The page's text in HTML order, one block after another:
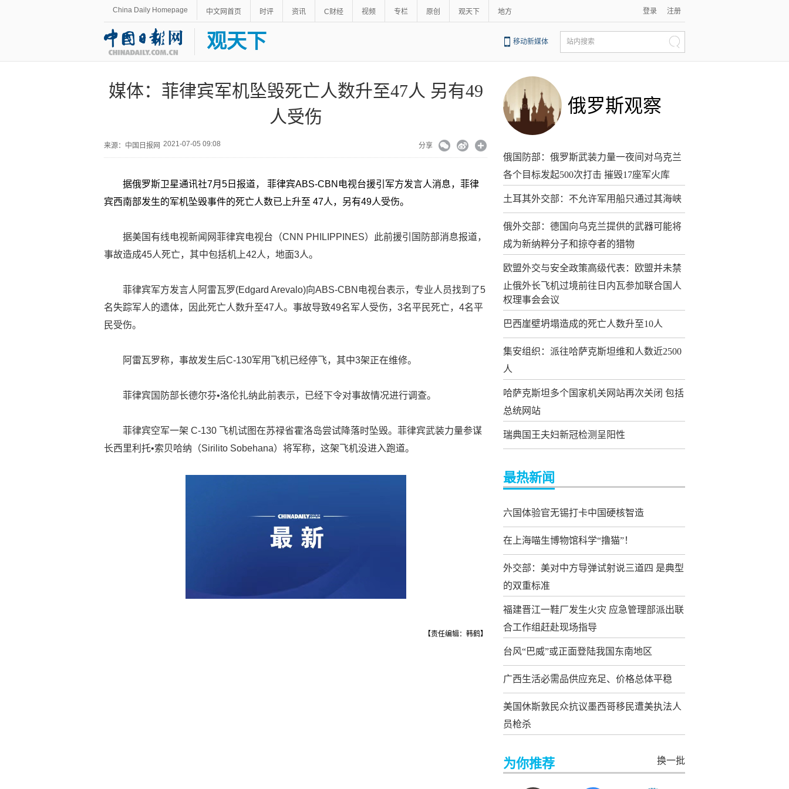
China Daily Homepage 中文网首页 时评 资讯 C财经 视频 专栏 原创 观天下 地方 登录 注册
观天下 移动新媒体 站内搜索
媒体：菲律宾军机坠毁死亡人数升至47人 另有49
人受伤
来源：中国日报网 2021-07-05 09:08 分享
据俄罗斯卫星通讯社7月5日报道， 菲律宾ABS-CBN电视台援引军方发言人消息，菲律
宾西南部发生的军机坠毁事件的死亡人数已上升至 47人，另有49人受伤。
据美国有线电视新闻网菲律宾电视台（CNN PHILIPPINES）此前援引国防部消息报道，
事故造成45人死亡，其中包括机上42人，地面3人。
菲律宾军方发言人阿雷瓦罗(Edgard Arevalo)向ABS-CBN电视台表示，专业人员找到了5
名失踪军人的遗体，因此死亡人数升至47人。事故导致49名军人受伤，3名平民死亡，4名平
民受伤。
阿雷瓦罗称，事故发生后C-130军用飞机已经停飞，其中3架正在维修。
菲律宾国防部长德尔芬•洛伦扎纳此前表示，已经下令对事故情况进行调查。
菲律宾空军一架 C-130 飞机试图在苏禄省霍洛岛尝试降落时坠毁。菲律宾武装力量参谋
长西里利托•索贝哈纳（Sirilito Sobehana）将军称，这架飞机没进入跑道。
【责任编辑：韩鹤】
俄罗斯观察
俄国防部：俄罗斯武装力量一夜间对乌克兰
各个目标发起500次打击 摧毁17座军火库
土耳其外交部：不允许军用船只通过其海峡
俄外交部：德国向乌克兰提供的武器可能将
成为新纳粹分子和掠夺者的猎物
欧盟外交与安全政策高级代表：欧盟并未禁
止俄外长飞机过境前往日内瓦参加联合国人
权理事会会议
巴西崖壁坍塌造成的死亡人数升至10人
集安组织：派往哈萨克斯坦维和人数近2500
人
哈萨克斯坦多个国家机关网站再次关闭 包括
总统网站
瑞典国王夫妇新冠检测呈阳性
最热新闻
六国体验官无锡打卡中国硬核智造
在上海喵生博物馆科学“撸猫”！
外交部：美对中方导弹试射说三道四 是典型
的双重标准
福建晋江一鞋厂发生火灾 应急管理部派出联
合工作组赶赴现场指导
台风“巴威”或正面登陆我国东南地区
广西生活必需品供应充足、价格总体平稳
美国休斯敦民众抗议墨西哥移民遭美执法人
员枪杀
为你推荐 换一批